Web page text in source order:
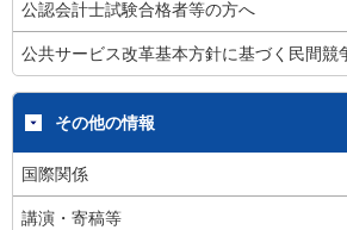
公認会計士試験合格者等の方へ
公共サービス改革基本方針に基づく民間競
その他の情報
国際関係
講演・寄稿等